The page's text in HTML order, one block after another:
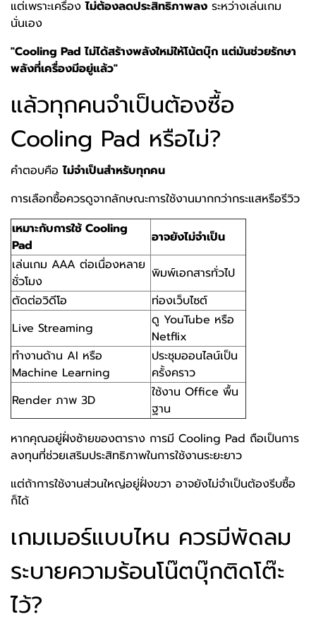
แต่เพราะเครื่องไม่ต้องลดประสิทธิภาพลง ระหว่างเล่นเกม
นั่นเอง
"Cooling Pad ไม่ได้สร้างพลังใหม่ให้โน้ตบุ๊ก แต่มันช่วยรักษา
พลังที่เครื่องมีอยู่แล้ว"
แล้วทุกคนจำเป็นต้องซื้อ
Cooling Pad หรือไม่?
คำตอบคือไม่จำเป็นสำหรับทุกคน
การเลือกซื้อควรดูจากลักษณะการใช้งานมากกว่ากระแสหรือรีวิว
เหมาะกับการใช้ Cooling
Pad
อาจยังไม่จำเป็น
เล่นเกม AAA ต่อเนื่องหลาย
ชั่วโมง
พิมพ์เอกสารทั่วไป
ตัดต่อวิดีโอ
ท่องเว็บไซต์
Live Streaming
ดู YouTube หรือ
Netflix
ทำงานด้าน AI หรือ
Machine Learning
ประชุมออนไลน์เป็น
ครั้งคราว
Render ภาพ 3D
ใช้งาน Office พื้น
ฐาน
หากคุณอยู่ฝั่งซ้ายของตาราง การมี Cooling Pad ถือเป็นการ
ลงทุนที่ช่วยเสริมประสิทธิภาพในการใช้งานระยะยาว
แต่ถ้าการใช้งานส่วนใหญ่อยู่ฝั่งขวา อาจยังไม่จำเป็นต้องรีบซื้อ
ก็ได้
เกมเมอร์แบบไหน ควรมีพัดลม
ระบายความร้อนโน๊ตบุ๊กติดโต๊ะ
ไว้?